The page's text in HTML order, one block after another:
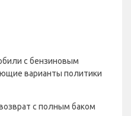
с бензиновым
варианты политики
с полным баком